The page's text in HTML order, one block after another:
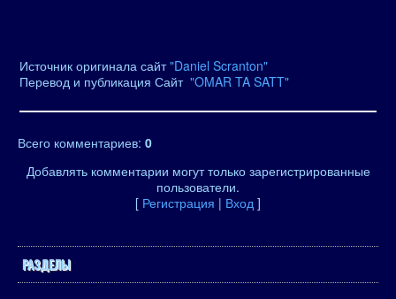
Источник оригинала сайт"Daniel Scranton"
Перевод и публикация Сайт "OMAR TA SATT"
Всего комментариев: 0
Добавлять комментарии могут только зарегистрированные
пользователи.
[ Регистрация | Вход ]
РАЗДЕЛЫ